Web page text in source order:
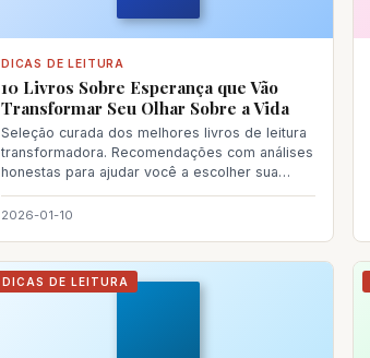
DICAS DE LEITURA
10 Livros Sobre Esperança que Vão
Transformar Seu Olhar Sobre a Vida
Seleção curada dos melhores livros de leitura
transformadora. Recomendações com análises
honestas para ajudar você a escolher sua
próxima le
2026-01-10
DICAS DE LEITURA